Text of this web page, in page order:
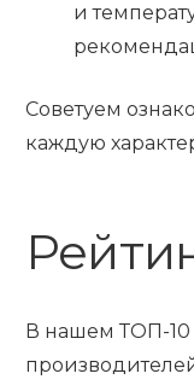
и
Советуем
каждую
В нашем ТОП-10